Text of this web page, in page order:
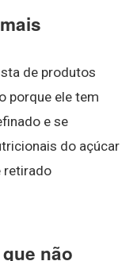
de produtos
porque ele tem
e se
do açúcar
retirado
não